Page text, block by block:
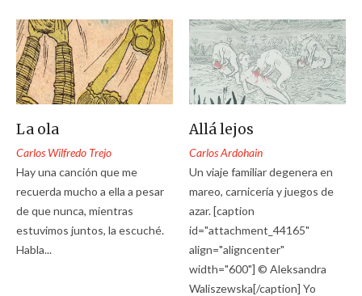
La ola
Carlos Wilfredo Trejo
Hay una canción que me
recuerda mucho a ella a pesar
de que nunca, mientras
estuvimos juntos, la escuché.
Habla...
Allá lejos
Carlos Ardohain
Un viaje familiar degenera en
mareo, carnicería y juegos de
azar. [caption
id="attachment_44165"
align="aligncenter"
width="600"] © Aleksandra
Waliszewska[/caption] Yo